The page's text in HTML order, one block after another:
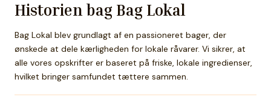
Historien bag Bag Lokal
Bag Lokal blev grundlagt af en passioneret bager, der
ønskede at dele kærligheden for lokale råvarer. Vi sikrer, at
alle vores opskrifter er baseret på friske, lokale ingredienser,
hvilket bringer samfundet tættere sammen.